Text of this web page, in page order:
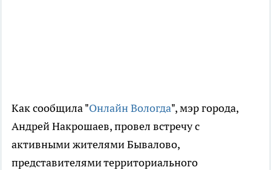
Как сообщила "Онлайн Вологда", мэр города,
Андрей Накрошаев, провел встречу с
активными жителями Бывалово,
представителями территориального